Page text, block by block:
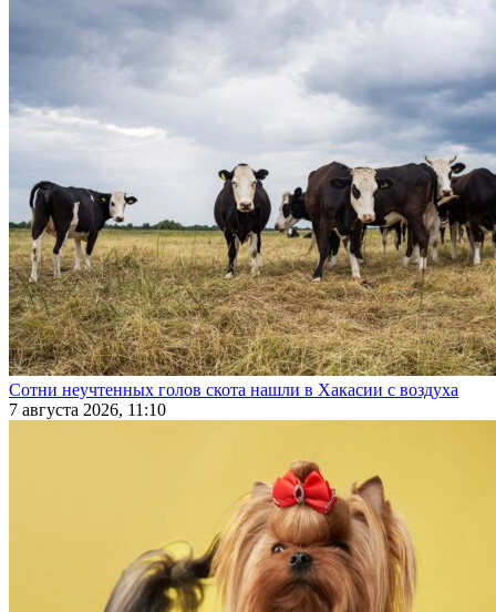
Сотни неучтенных голов скота нашли в Хакасии с воздуха
7 августа 2026, 11:10